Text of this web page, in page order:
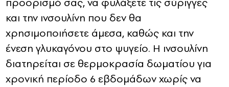
και την ινσουλίνη που δεν θα
χρησιμοποιήσετε άμεσα, καθώς και την
ένεση γλυκαγόνου στο ψυγείο. Η ινσουλίνη
διατηρείται σε θερμοκρασία δωματίου για
χρονική περίοδο 6 εβδομάδων χωρίς να